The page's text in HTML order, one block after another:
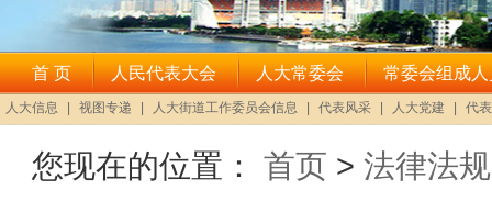
您现在的位置： 首页 > 法律法规